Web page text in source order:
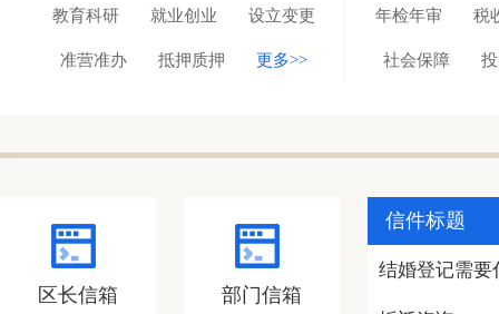
教育科研 就业创业 设立变更
准营准办 抵押质押 更多>>
年检年审 税
社会保障
区长信箱 部门信箱
信件标题
结婚登记需要